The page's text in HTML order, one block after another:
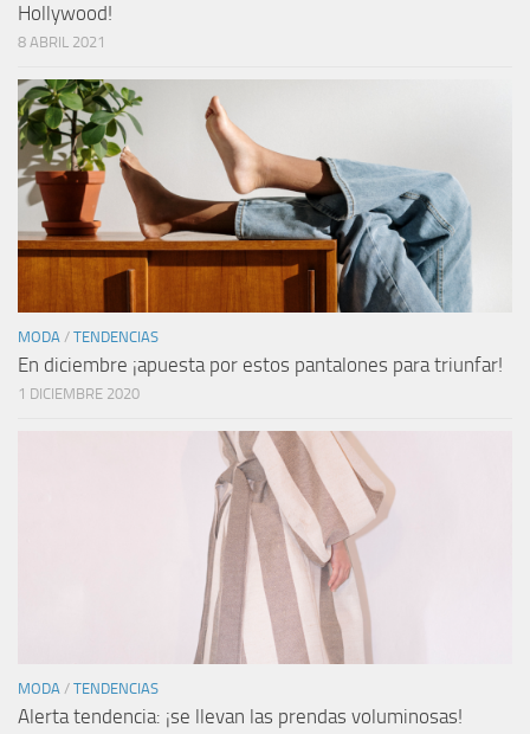
Hollywood!
8 ABRIL 2021
MODA / TENDENCIAS
En diciembre ¡apuesta por estos pantalones para triunfar!
1 DICIEMBRE 2020
MODA / TENDENCIAS
Alerta tendencia: ¡se llevan las prendas voluminosas!